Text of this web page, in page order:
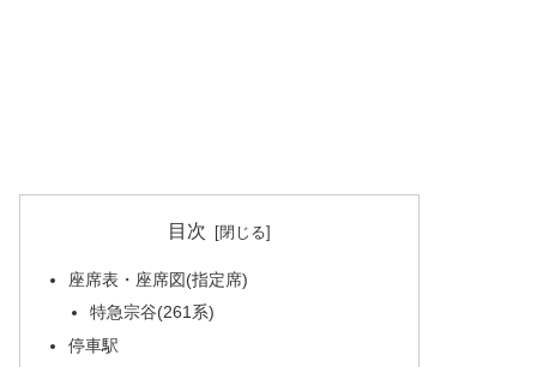
目次
座席表・座席図(指定席)
特急宗谷(261系)
停車駅